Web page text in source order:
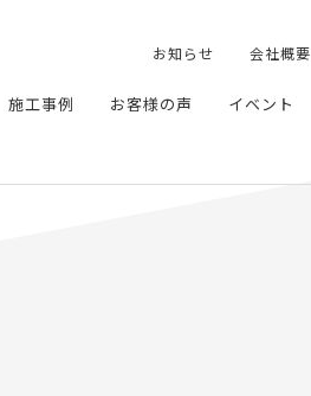
お知らせ 会社概要
施工事例 お客様の声 イベント